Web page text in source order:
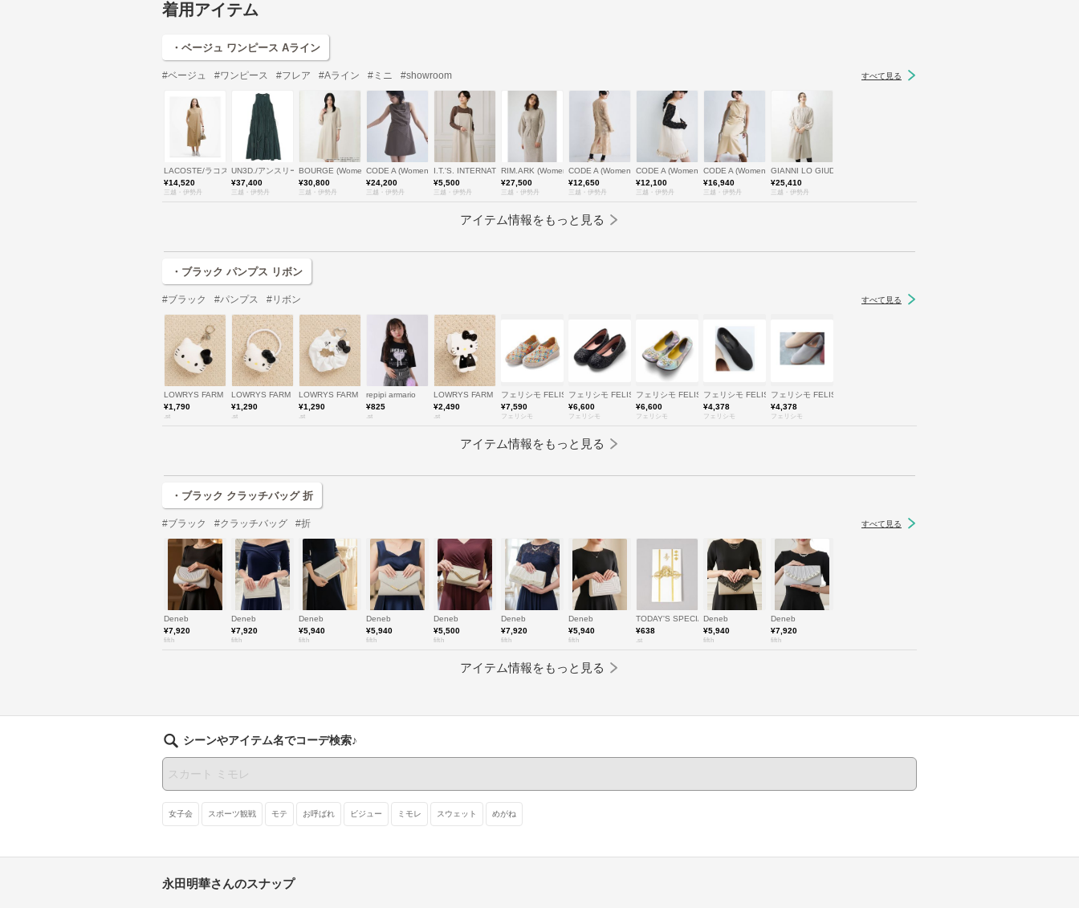
着用アイテム
・ベージュ ワンピース Aライン
#ベージュ #ワンピース #フレア #Aライン #ミニ #showroom すべて見る
LACOSTE/ラコステ
¥14,520
三越・伊勢丹
UN3D./アンスリード
¥37,400
三越・伊勢丹
BOURGE (Women)/ブールジュ
¥30,800
三越・伊勢丹
CODE A (Women)/コードエー
¥24,200
三越・伊勢丹
I.T.'S. INTERNATIONAL (Women)/イッツインターナショナル
¥5,500
三越・伊勢丹
RIM.ARK (Women)/リムアーク
¥27,500
三越・伊勢丹
CODE A (Women)/コードエー
¥12,650
三越・伊勢丹
CODE A (Women)/コードエー
¥12,100
三越・伊勢丹
CODE A (Women)/コードエー
¥16,940
三越・伊勢丹
GIANNI LO GIUDICE(Women/小さいサイズ)/ジャンニロジュディチェ
¥25,410
三越・伊勢丹
アイテム情報をもっと見る
・ブラック パンプス リボン
#ブラック #パンプス #リボン すべて見る
LOWRYS FARM
¥1,790
.st
LOWRYS FARM
¥1,290
.st
LOWRYS FARM
¥1,290
.st
repipi armario
¥825
.st
LOWRYS FARM
¥2,490
.st
フェリシモ FELISSIMO
¥7,590
フェリシモ
フェリシモ FELISSIMO
¥6,600
フェリシモ
フェリシモ FELISSIMO
¥6,600
フェリシモ
フェリシモ FELISSIMO
¥4,378
フェリシモ
フェリシモ FELISSIMO
¥4,378
フェリシモ
アイテム情報をもっと見る
・ブラック クラッチバッグ 折
#ブラック #クラッチバッグ #折 すべて見る
Deneb
¥7,920
fifth
Deneb
¥7,920
fifth
Deneb
¥5,940
fifth
Deneb
¥5,940
fifth
Deneb
¥5,500
fifth
Deneb
¥7,920
fifth
Deneb
¥5,940
fifth
TODAY'S SPECIAL
¥638
.st
Deneb
¥5,940
fifth
Deneb
¥7,920
fifth
アイテム情報をもっと見る
シーンやアイテム名でコーデ検索♪
女子会 スポーツ観戦 モテ お呼ばれ ビジュー ミモレ スウェット めがね
永田明華さんのスナップ